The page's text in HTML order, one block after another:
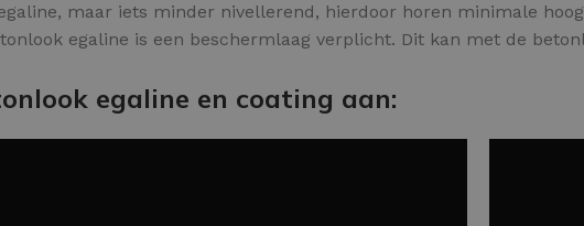
maar iets minder nivellerend, hierdoor horen minimale
egaline is een beschermlaag verplicht. Dit kan met de
egaline en coating aan: